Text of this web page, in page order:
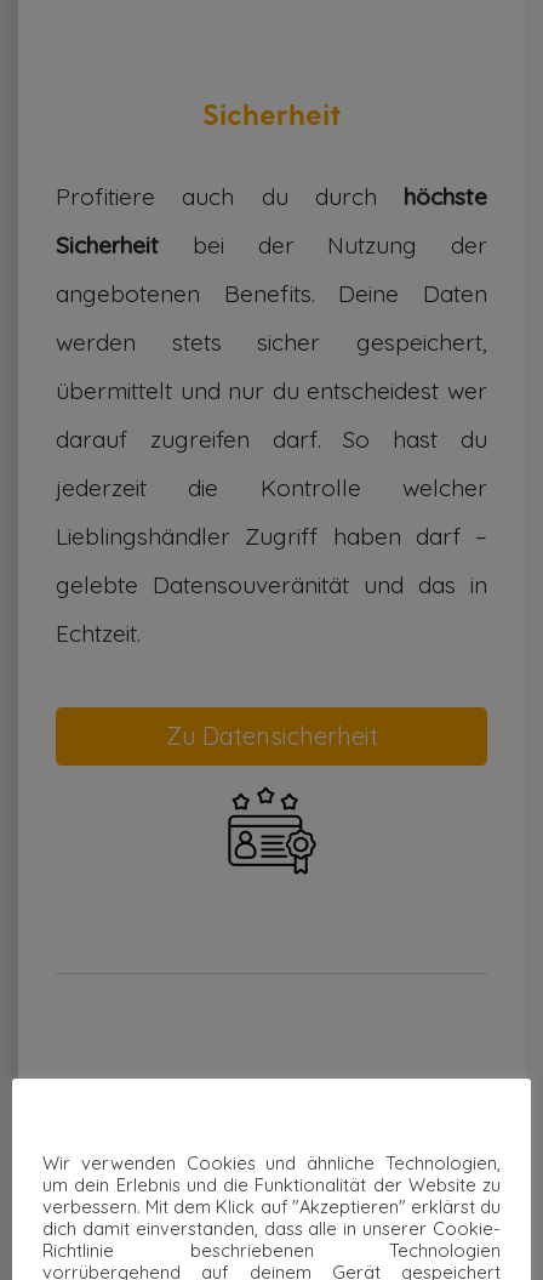
Sicherheit
Profitiere auch du durch höchste
Sicherheit bei der Nutzung der
angebotenen Benefits. Deine Daten
werden stets sicher gespeichert,
übermittelt und nur du entscheidest wer
darauf zugreifen darf. So hast du
jederzeit die Kontrolle welcher
Lieblingshändler Zugriff haben darf –
gelebte Datensouveränität und das in
Echtzeit.
Nachhaltigkeit
Wir verwenden Cookies und ähnliche Technologien,
um dein Erlebnis und die Funktionalität der Website zu
verbessern. Mit dem Klick auf "Akzeptieren" erklärst du
dich damit einverstanden, dass alle in unserer Cookie-
Richtlinie beschriebenen Technologien
vorrübergehend auf deinem Gerät gespeichert